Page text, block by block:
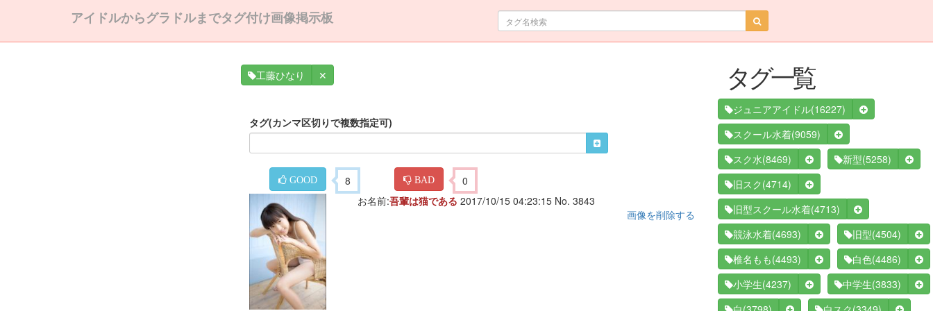
アイドルからグラドルまでタグ付け画像掲示板
工藤ひなり ✕
タグ(カンマ区切りで複数指定可)
GOOD 8 BAD 0
お名前:吾輩は猫である 2017/10/15 04:23:15 No. 3843
画像を削除する
タグ一覧
ジュニアアイドル(16227)
スクール水着(9059)
スク水(8469) 新型(5258)
旧スク (4714)
旧型スクール水着(4713)
競泳水着(4693) 旧型(4504)
椎名もも (4493) 白色(4486)
小学生(4237) 中学生(3833)